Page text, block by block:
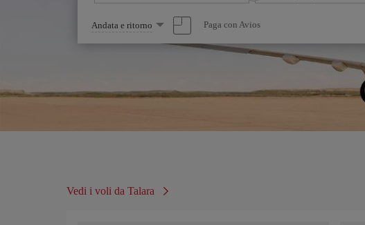
Seleziona
un'opzione
Andata e ritorno Paga con Avios
Vedi i voli da Talara